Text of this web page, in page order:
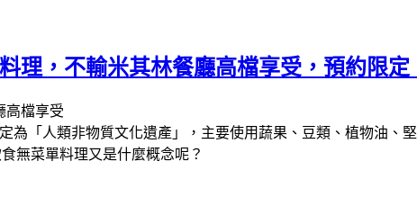
理，不輸米其林餐廳高檔享受，預約限定
為「人類非物質文化遺產」，主要使用蔬果、豆類、植物油、
無菜單料理又是什麼概念呢？